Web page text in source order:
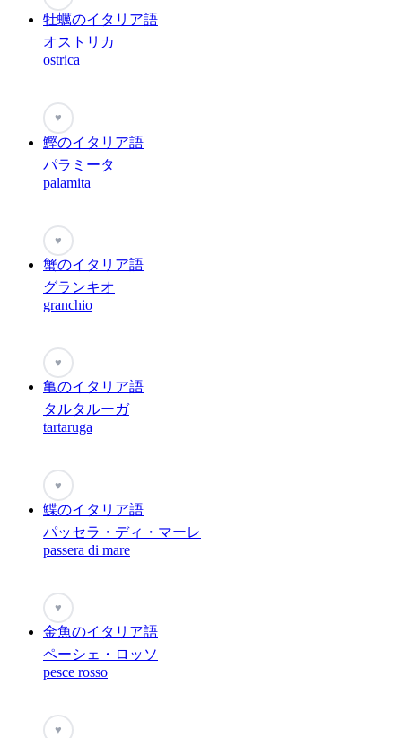
牡蠣のイタリア語
オストリカ
ostrica
♥
鰹のイタリア語
パラミータ
palamita
♥
蟹のイタリア語
グランキオ
granchio
♥
亀のイタリア語
タルタルーガ
tartaruga
♥
鰈のイタリア語
パッセラ・ディ・マーレ
passera di mare
♥
金魚のイタリア語
ペーシェ・ロッソ
pesce rosso
♥